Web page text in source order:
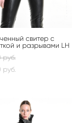
свитер с
и разрывами LH
pуб.
pуб.